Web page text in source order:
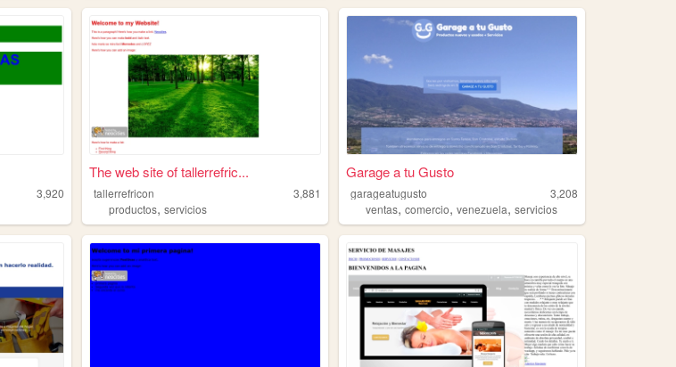
3,920
The web site of tallerrefric...
tallerrefricon
3,881
productos,servicios
Garage a tu Gusto
garageatugusto
3,208
ventas,comercio,venezuela,servicios